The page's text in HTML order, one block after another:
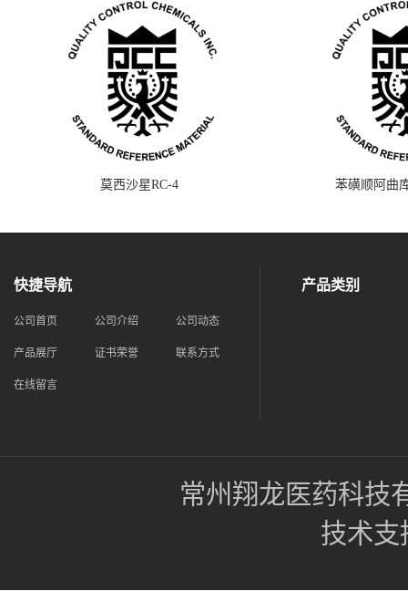
莫西沙星RC-4 苯磺顺阿曲
快捷导航
公司首页 公司介绍 公司动态
产品展厅 证书荣誉 联系方式
在线留言
产品类别
常州翔龙医药科技
技术